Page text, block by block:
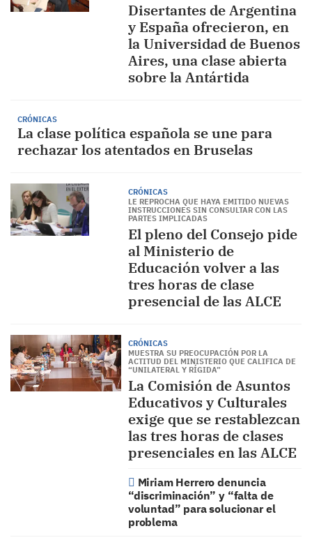
Disertantes de Argentina
y España ofrecieron, en
la Universidad de Buenos
Aires, una clase abierta
sobre la Antártida
CRÓNICAS
La clase política española se une para
rechazar los atentados en Bruselas
CRÓNICAS
LE REPROCHA QUE HAYA EMITIDO NUEVAS
INSTRUCCIONES SIN CONSULTAR CON LAS
PARTES IMPLICADAS
El pleno del Consejo pide
al Ministerio de
Educación volver a las
tres horas de clase
presencial de las ALCE
CRÓNICAS
MUESTRA SU PREOCUPACIÓN POR LA
ACTITUD DEL MINISTERIO QUE CALIFICA DE
“UNILATERAL Y RÍGIDA”
La Comisión de Asuntos
Educativos y Culturales
exige que se restablezcan
las tres horas de clases
presenciales en las ALCE
Miriam Herrero denuncia
“discriminación” y “falta de
voluntad” para solucionar el
problema